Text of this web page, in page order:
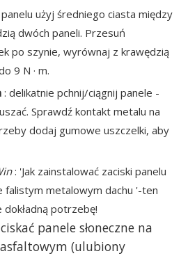
użyj średniego ciasta między
dwóch paneli. Przesuń
po szynie, wyrównaj z krawędzią
9 N · m.
: delikatnie pchnij/ciągnij panele -
Sprawdź kontakt metalu na
dodaj gumowe uszczelki, aby
: 'Jak zainstalować zaciski panelu
falistym metalowym dachu '-ten
potrzebę!
panele słoneczne na
(ulubiony